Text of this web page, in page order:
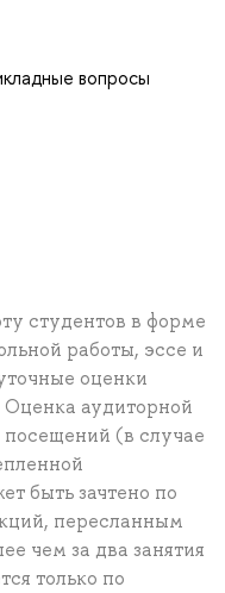
вопросы
студентов в форме
работы, эссе и
оценки
Оценка аудиторной
посещений (в случае
быть зачтено по
пересланным
чем за два занятия
только по